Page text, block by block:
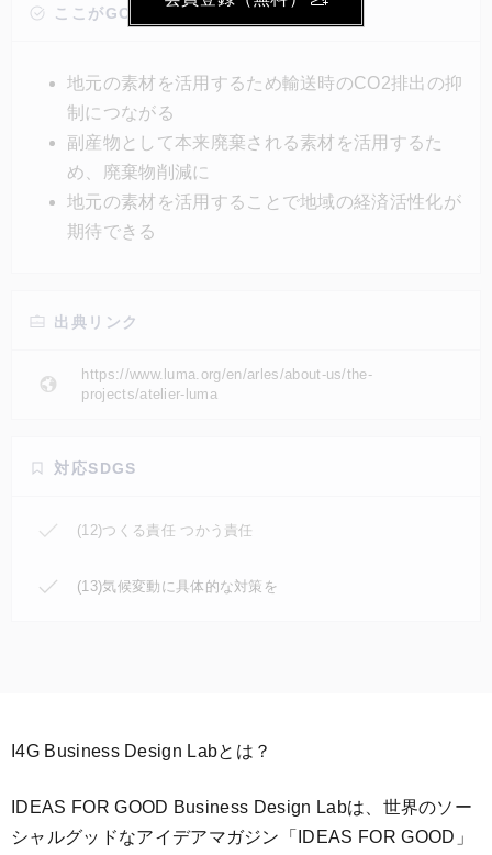
した皮や繊維は単なる素材としてではなく、防音材と
のCO2排出の抑制が期待できる。また、地域の経済活
性化や、持続可能な社会の実現にもつながる。
ここがGOOD!
地元の素材を活用するため輸送時のCO2排出の抑
制につながる
副産物として本来廃棄される素材を活用するた
め、廃棄物削減に
地元の素材を活用することで地域の経済活性化が
期待できる
出典リンク
https://www.luma.org/en/arles/about-us/the-
projects/atelier-luma
対応SDGS
(12)つくる責任 つかう責任
(13)気候変動に具体的な対策を
I4G Business Design Labとは？
IDEAS FOR GOOD Business Design Labは、世界のソー
シャルグッドなアイデアマガジン「IDEAS FOR GOOD」